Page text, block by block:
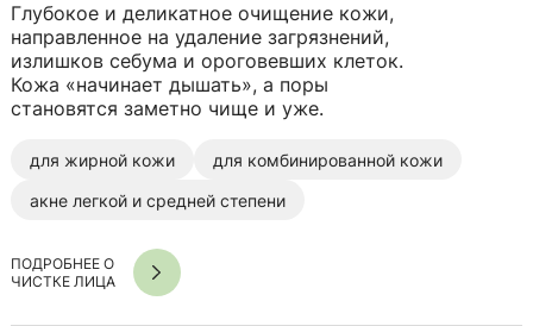
Глубокое и деликатное очищение кожи,
направленное на удаление загрязнений,
излишков себума и ороговевших клеток.
Кожа «начинает дышать», а поры
становятся заметно чище и уже.
для жирной кожи
для комбинированной кожи
акне легкой и средней степени
ПОДРОБНЕЕ О
ЧИСТКЕ ЛИЦА